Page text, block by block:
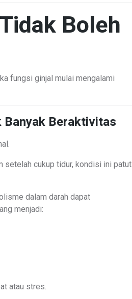
Boleh
fungsi ginjal mulai mengalami
Banyak Beraktivitas
setelah cukup tidur, kondisi ini patut
dalam darah dapat
menjadi:
atau stres.